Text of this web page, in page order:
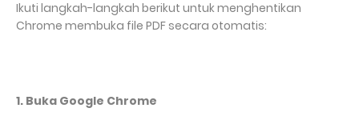
Ikuti langkah-langkah berikut untuk menghentikan
Chrome membuka file PDF secara otomatis:
1. Buka Google Chrome